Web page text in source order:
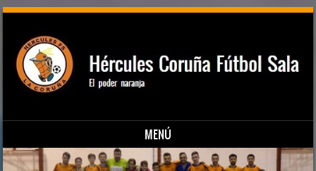
MENÚ
Saltar al contenido